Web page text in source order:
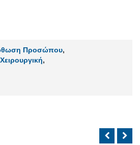
Προσώπου,
,